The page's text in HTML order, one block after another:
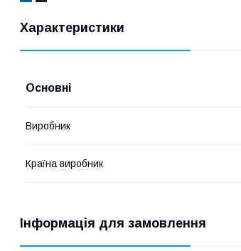
Характеристики
Основні
Виробник
Країна виробник
Інформація для замовлення